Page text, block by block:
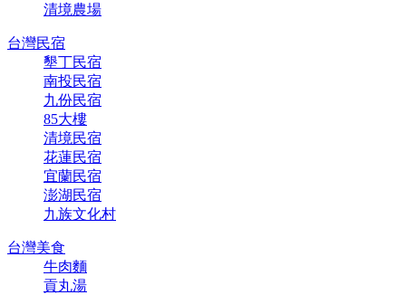
清境農場
台灣民宿
墾丁民宿
南投民宿
九份民宿
85大樓
清境民宿
花蓮民宿
宜蘭民宿
澎湖民宿
九族文化村
台灣美食
牛肉麵
貢丸湯